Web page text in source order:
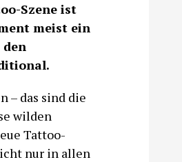
Szene ist
meist ein
– das sind die
wilden
Tattoo-
nur in allen